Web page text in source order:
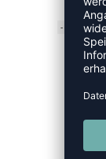
-15%